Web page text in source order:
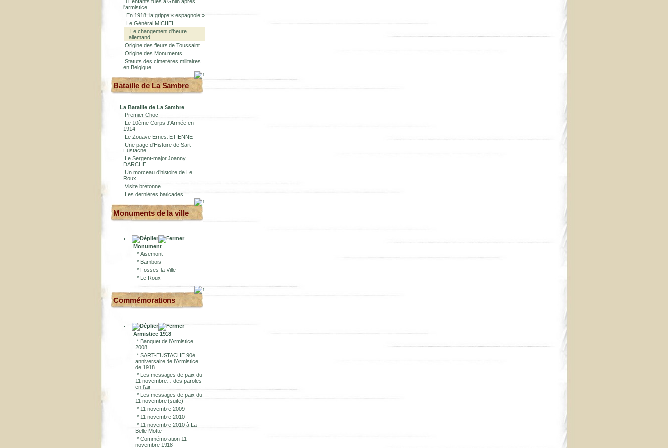
11 enfants tués à Ghlin après
l'armistice
En 1918, la grippe « espagnole »
Le Général MICHEL
Le changement d'heure
allemand
Origine des fleurs de Toussaint
Origine des Monuments
Statuts des cimetières militaires
en Belgique
Bataille de La Sambre
La Bataille de La Sambre
Premier Choc
Le 10ème Corps d'Armée en
1914
Le Zouave Ernest ETIENNE
Une page d'Histoire de Sart-
Eustache
Le Sergent-major Joanny
DARCHE
Un morceau d’histoire de Le
Roux
Visite bretonne
Les dernières baricades.
Monuments de la ville
Monument
* Aisemont
* Bambois
* Fosses-la-Ville
* Le Roux
Commémorations
Armistice 1918
* Banquet de l'Armistice
2008
* SART-EUSTACHE 90è
anniversaire de l'Armistice
de 1918
* Les messages de paix du
11 novembre… des paroles
en l’air
* Les messages de paix du
11 novembre (suite)
* 11 novembre 2009
* 11 novembre 2010
* 11 novembre 2010 à La
Belle Motte
* Commémoration 11
novembre 1918